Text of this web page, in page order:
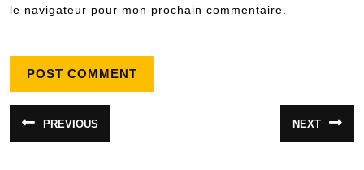
le navigateur pour mon prochain commentaire.
Navigation
de
PREVIOUS
précédent
NEXT
suivant